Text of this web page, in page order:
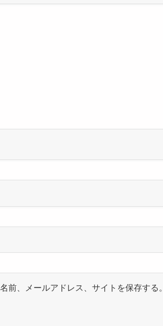
前、メールアドレス、サイトを保存する。